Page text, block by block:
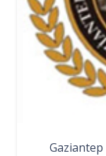
Gaziantep